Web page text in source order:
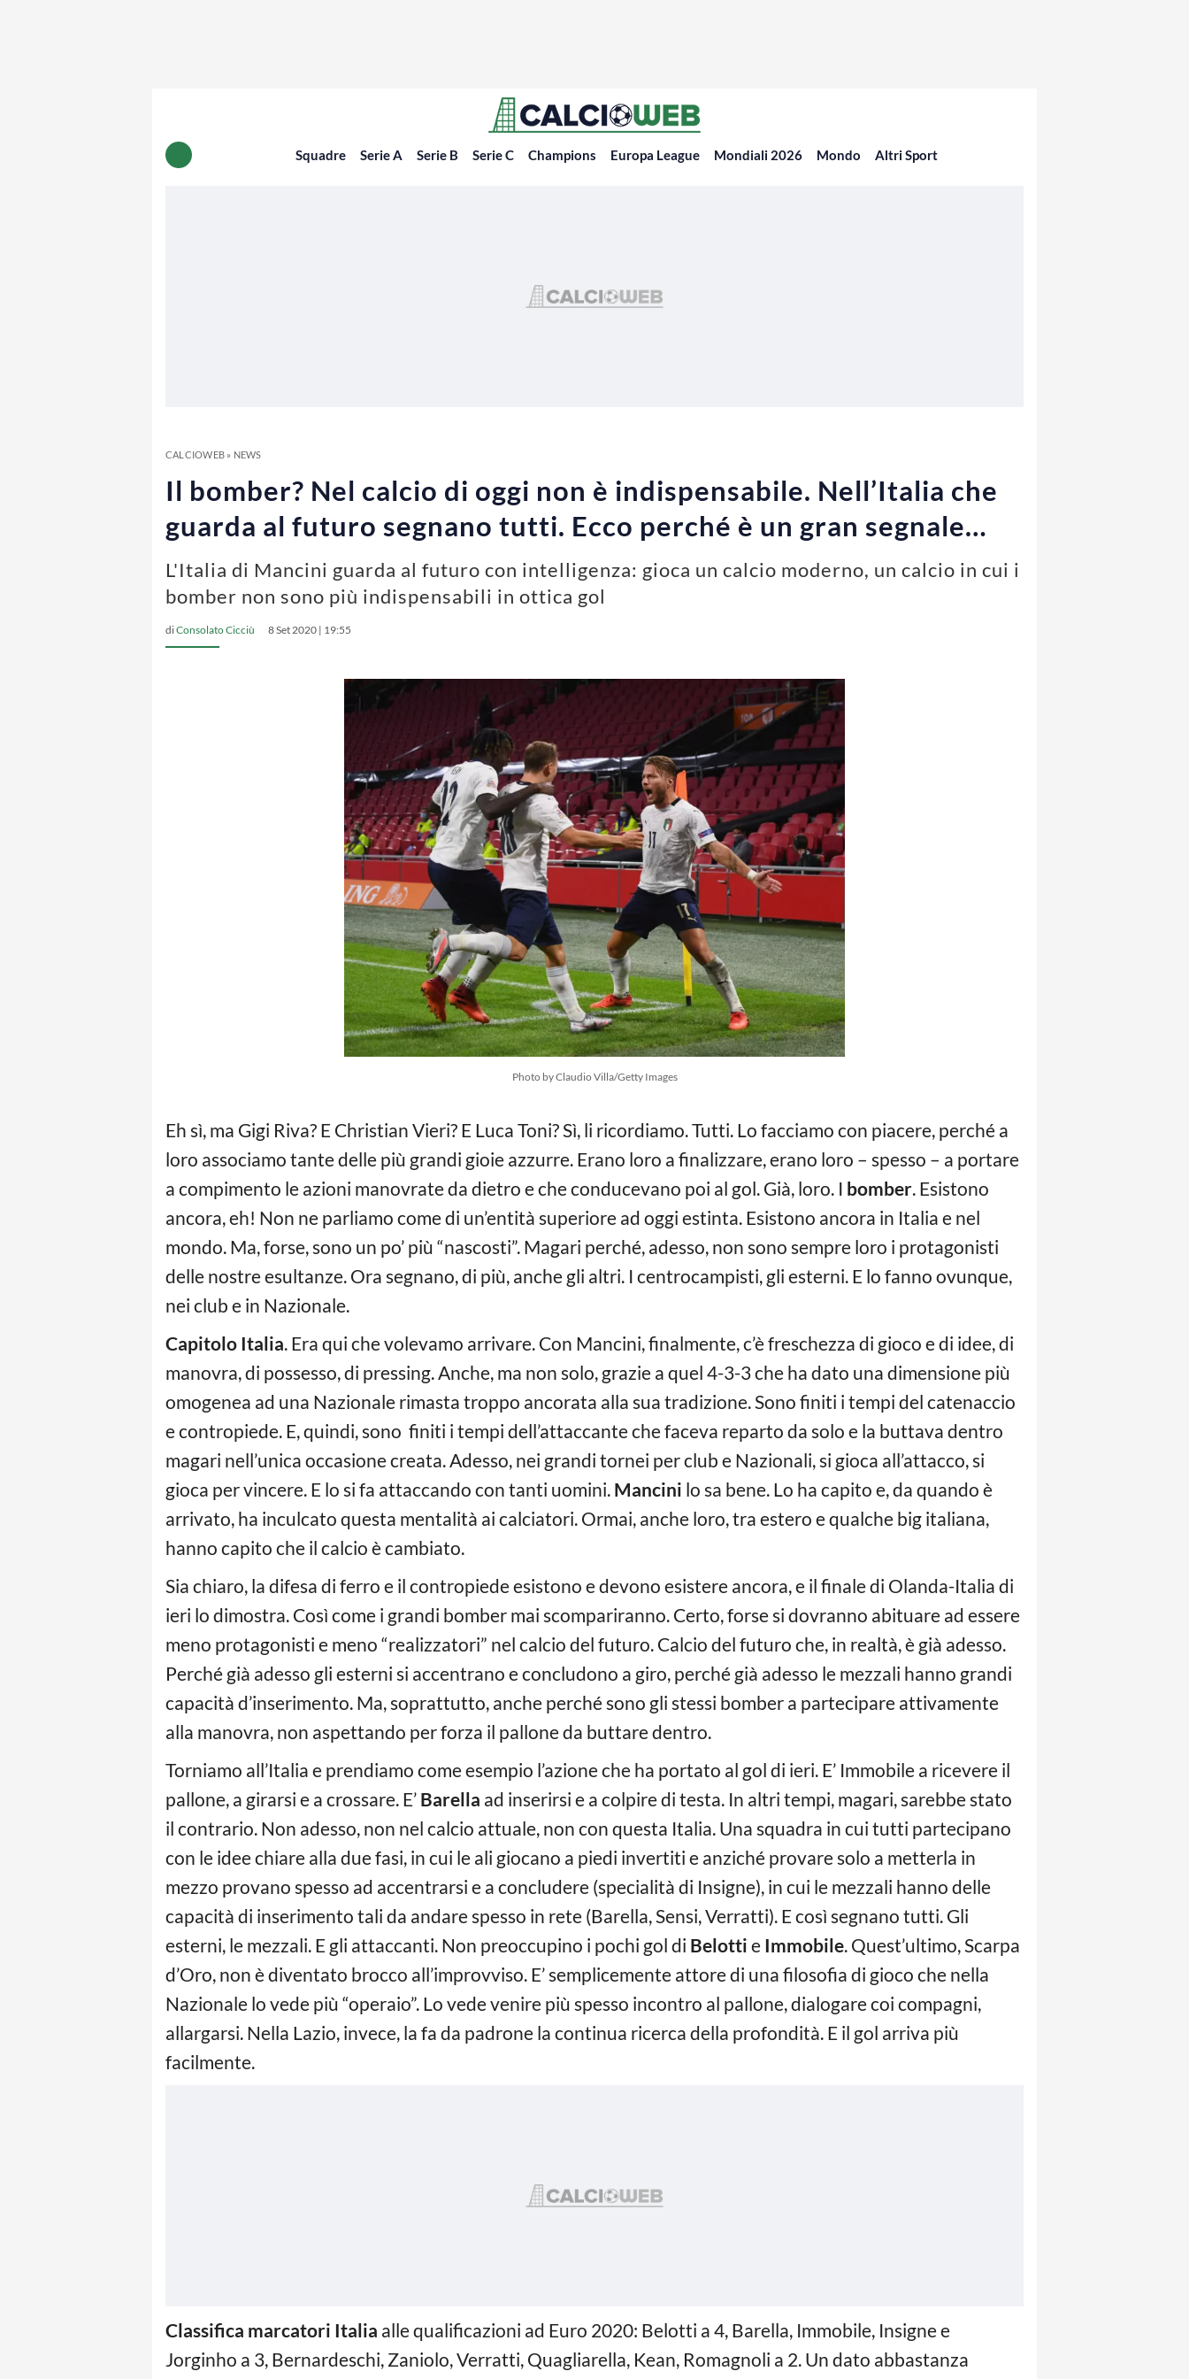
Squadre Serie A Serie B Serie C Champions Europa League Mondiali 2026 Mondo Altri Sport
CALCIOWEB» NEWS
Il bomber? Nel calcio di oggi non è indispensabile. Nell’Italia che
guarda al futuro segnano tutti. Ecco perché è un gran segnale…
L'Italia di Mancini guarda al futuro con intelligenza: gioca un calcio moderno, un calcio in cui i
bomber non sono più indispensabili in ottica gol
diConsolato Cicciù 8 Set 2020 | 19:55
Photo by Claudio Villa/Getty Images
Eh sì, ma Gigi Riva? E Christian Vieri? E Luca Toni? Sì, li ricordiamo. Tutti. Lo facciamo con piacere, perché a
loro associamo tante delle più grandi gioie azzurre. Erano loro a finalizzare, erano loro – spesso – a portare
a compimento le azioni manovrate da dietro e che conducevano poi al gol. Già, loro. I bomber. Esistono
ancora, eh! Non ne parliamo come di un’entità superiore ad oggi estinta. Esistono ancora in Italia e nel
mondo. Ma, forse, sono un po’ più “nascosti”. Magari perché, adesso, non sono sempre loro i protagonisti
delle nostre esultanze. Ora segnano, di più, anche gli altri. I centrocampisti, gli esterni. E lo fanno ovunque,
nei club e in Nazionale.
Capitolo Italia. Era qui che volevamo arrivare. Con Mancini, finalmente, c’è freschezza di gioco e di idee, di
manovra, di possesso, di pressing. Anche, ma non solo, grazie a quel 4-3-3 che ha dato una dimensione più
omogenea ad una Nazionale rimasta troppo ancorata alla sua tradizione. Sono finiti i tempi del catenaccio
e contropiede. E, quindi, sono finiti i tempi dell’attaccante che faceva reparto da solo e la buttava dentro
magari nell’unica occasione creata. Adesso, nei grandi tornei per club e Nazionali, si gioca all’attacco, si
gioca per vincere. E lo si fa attaccando con tanti uomini. Mancini lo sa bene. Lo ha capito e, da quando è
arrivato, ha inculcato questa mentalità ai calciatori. Ormai, anche loro, tra estero e qualche big italiana,
hanno capito che il calcio è cambiato.
Sia chiaro, la difesa di ferro e il contropiede esistono e devono esistere ancora, e il finale di Olanda-Italia di
ieri lo dimostra. Così come i grandi bomber mai scompariranno. Certo, forse si dovranno abituare ad essere
meno protagonisti e meno “realizzatori” nel calcio del futuro. Calcio del futuro che, in realtà, è già adesso.
Perché già adesso gli esterni si accentrano e concludono a giro, perché già adesso le mezzali hanno grandi
capacità d’inserimento. Ma, soprattutto, anche perché sono gli stessi bomber a partecipare attivamente
alla manovra, non aspettando per forza il pallone da buttare dentro.
Torniamo all’Italia e prendiamo come esempio l’azione che ha portato al gol di ieri. E’ Immobile a ricevere il
pallone, a girarsi e a crossare. E’ Barella ad inserirsi e a colpire di testa. In altri tempi, magari, sarebbe stato
il contrario. Non adesso, non nel calcio attuale, non con questa Italia. Una squadra in cui tutti partecipano
con le idee chiare alla due fasi, in cui le ali giocano a piedi invertiti e anziché provare solo a metterla in
mezzo provano spesso ad accentrarsi e a concludere (specialità di Insigne), in cui le mezzali hanno delle
capacità di inserimento tali da andare spesso in rete (Barella, Sensi, Verratti). E così segnano tutti. Gli
esterni, le mezzali. E gli attaccanti. Non preoccupino i pochi gol di Belotti e Immobile. Quest’ultimo, Scarpa
d’Oro, non è diventato brocco all’improvviso. E’ semplicemente attore di una filosofia di gioco che nella
Nazionale lo vede più “operaio”. Lo vede venire più spesso incontro al pallone, dialogare coi compagni,
allargarsi. Nella Lazio, invece, la fa da padrone la continua ricerca della profondità. E il gol arriva più
facilmente.
Classifica marcatori Italia alle qualificazioni ad Euro 2020: Belotti a 4, Barella, Immobile, Insigne e
Jorginho a 3, Bernardeschi, Zaniolo, Verratti, Quagliarella, Kean, Romagnoli a 2. Un dato abbastanza